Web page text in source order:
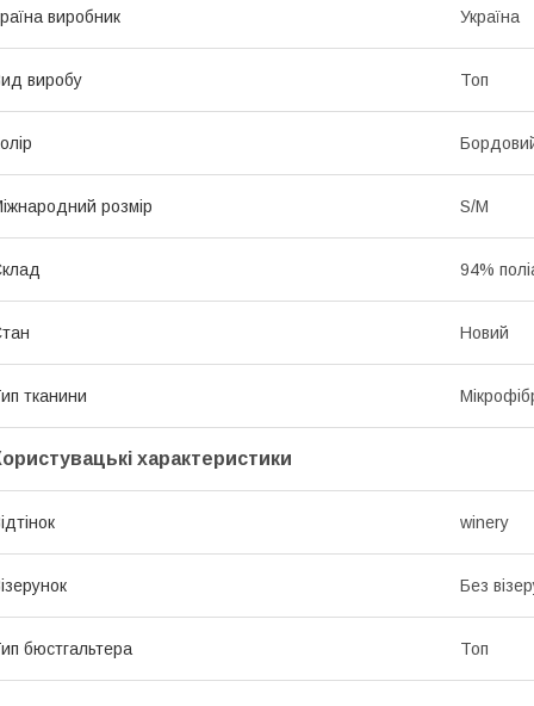
виробник Україна
виробу Топ
розмір S/M
94%
Новий
тканини
характеристики
winery
Без
бюстгальтера Топ